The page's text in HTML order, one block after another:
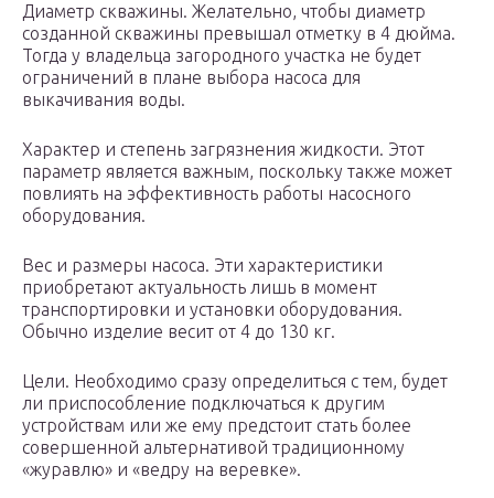
Диаметр скважины. Желательно, чтобы диаметр
созданной скважины превышал отметку в 4 дюйма.
Тогда у владельца загородного участка не будет
ограничений в плане выбора насоса для
выкачивания воды.
Характер и степень загрязнения жидкости. Этот
параметр является важным, поскольку также может
повлиять на эффективность работы насосного
оборудования.
Вес и размеры насоса. Эти характеристики
приобретают актуальность лишь в момент
транспортировки и установки оборудования.
Обычно изделие весит от 4 до 130 кг.
Цели. Необходимо сразу определиться с тем, будет
ли приспособление подключаться к другим
устройствам или же ему предстоит стать более
совершенной альтернативой традиционному
«журавлю» и «ведру на веревке».